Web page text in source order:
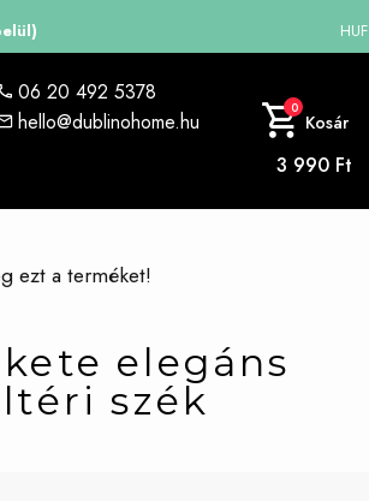
HUF
06 20 492 5378
hello@dublinohome.hu
0
Kosár
3 990 Ft
ezt a terméket!
elegáns
szék